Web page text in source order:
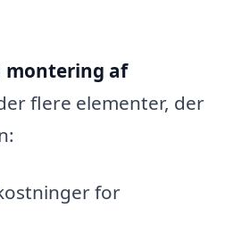
montering af
flere elementer, der
for